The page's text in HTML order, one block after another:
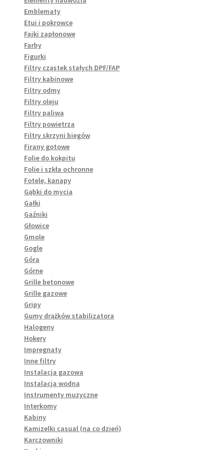
Emblematy
Etui i pokrowce
Fajki zapłonowe
Farby
Figurki
Filtry cząstek stałych DPF/FAP
Filtry kabinowe
Filtry odmy
Filtry oleju
Filtry paliwa
Filtry powietrza
Filtry skrzyni biegów
Firany gotowe
Folie do kokpitu
Folie i szkła ochronne
Fotele, kanapy
Gąbki do mycia
Gałki
Gaźniki
Głowice
Gmole
Gogle
Góra
Górne
Grille betonowe
Grille gazowe
Gripy
Gumy drążków stabilizatora
Halogeny
Hokery
Impregnaty
Inne filtry
Instalacja gazowa
Instalacja wodna
Instrumenty muzyczne
Interkomy
Kabiny
Kamizelki casual (na co dzień)
Karczowniki